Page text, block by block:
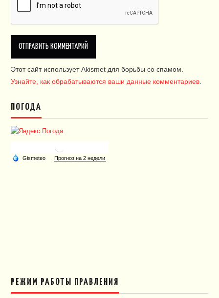
Этот сайт использует Akismet для борьбы со спамом.
Узнайте, как обрабатываются ваши данные комментариев
ПОГОДА
РЕЖИМ РАБОТЫ ПРАВЛЕНИЯ